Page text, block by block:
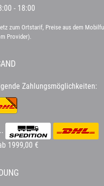
- 18:00
zum Ortstarif, Preise aus dem
Provider).
Zahlungsmöglichkeiten:
1999,00 €